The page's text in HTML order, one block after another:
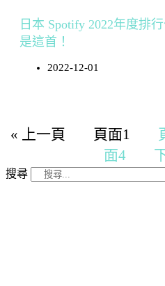
日本 Spotify 2022年度排
是這首！
2022-12-01
« 上一頁 頁面1
面4
搜尋